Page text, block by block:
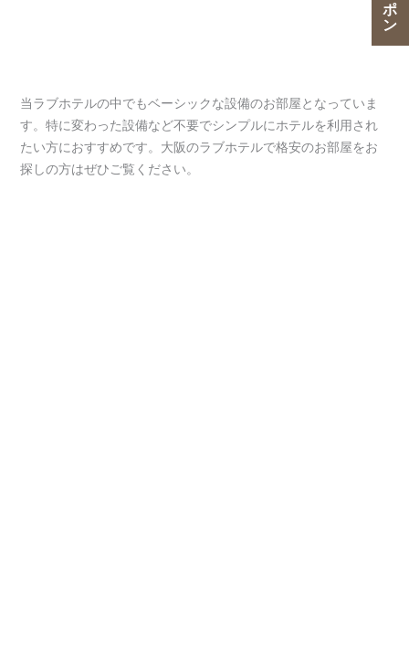
当ラブホテルの中でもベーシックな設備のお部屋となっていま
す。特に変わった設備など不要でシンプルにホテルを利用され
たい方におすすめです。大阪のラブホテルで格安のお部屋をお
探しの方はぜひご覧ください。